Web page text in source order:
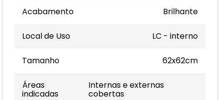
Acabamento Brilhante
Local de Uso LC - interno
Tamanho 62x62cm
Áreas
indicadas
Internas e externas
cobertas